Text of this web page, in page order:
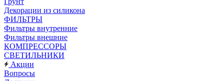
Декорации из силикона
ФИЛЬТРЫ
Фильтры внутренние
Фильтры внешние
КОМПРЕССОРЫ
СВЕТИЛЬНИКИ
Акции
Вопросы